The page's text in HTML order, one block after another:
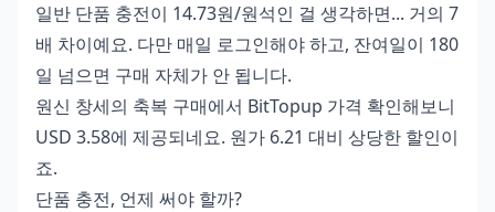
일반 단품 충전이 14.73원/원석인 걸 생각하면... 거의 7
배 차이예요. 다만 매일 로그인해야 하고, 잔여일이 180
일 넘으면 구매 자체가 안 됩니다.
원신 창세의 축복 구매에서 BitTopup 가격 확인해보니
USD 3.58에 제공되네요. 원가 6.21 대비 상당한 할인이
죠.
단품 충전, 언제 써야 할까?